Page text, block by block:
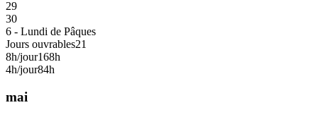
29
30
6 - Lundi de Pâques
Jours ouvrables21
8h/jour168h
4h/jour84h
mai